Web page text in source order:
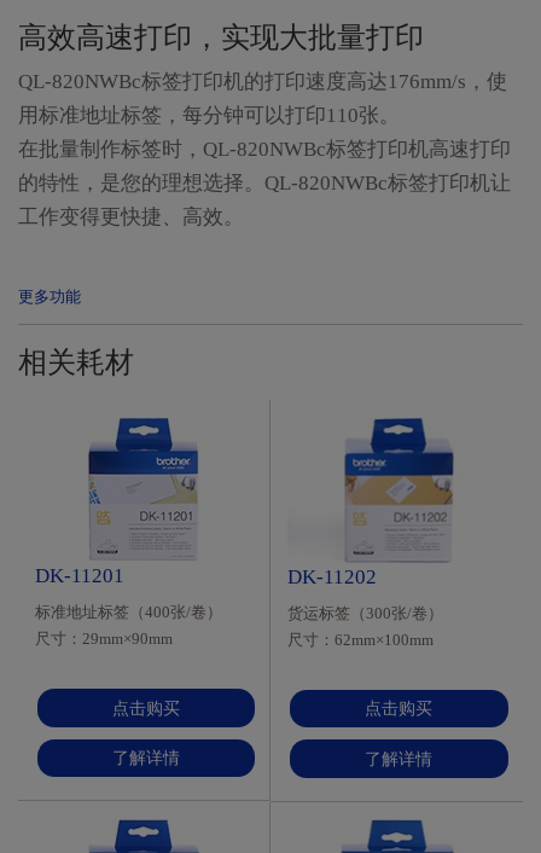
高效高速打印，实现大批量打印
QL-820NWBc标签打印机的打印速度高达176mm/s，使
用标准地址标签，每分钟可以打印110张。
在批量制作标签时，QL-820NWBc标签打印机高速打印
的特性，是您的理想选择。QL-820NWBc标签打印机让
工作变得更快捷、高效。
相关耗材
DK-11201
标准地址标签（400张/卷）
尺寸：29mm×90mm
黑字
点击购买
了解详情
DK-11202
货运标签（300张/卷）
尺寸：62mm×100mm
黑字
点击购买
了解详情